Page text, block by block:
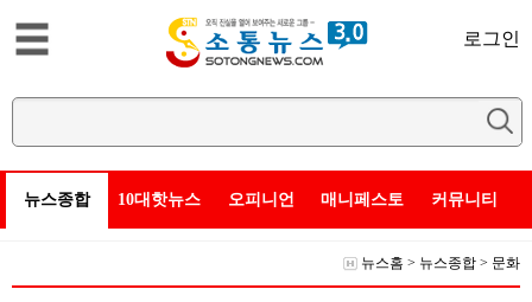
로그인
뉴스종합 10대핫뉴스 오피니언 매니페스토 커뮤니티
뉴스홈 > 뉴스종합 > 문화